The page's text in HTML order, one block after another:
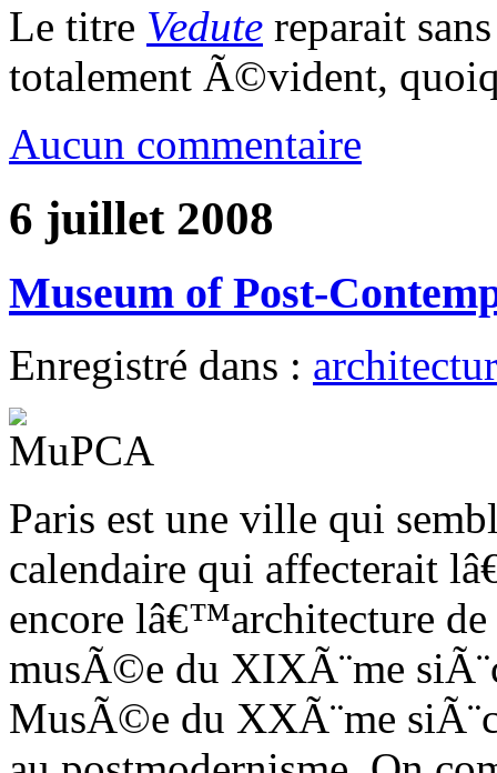
Le titre Vedute reparait
totalement Ã©vident,
Aucun commentaire
6 juillet 2008
Museum of Post-
Enregistré dans :
Paris est une ville qui
calendaire qui affecterait
encore lâ€™architecture
musÃ©e du XIXÃ¨me
MusÃ©e du XXÃ¨me